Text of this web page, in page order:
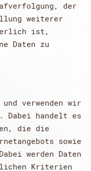
der
weiterer
ist,
Daten zu
verwenden wir
Dabei handelt es
die die
sowie
werden Daten
Kriterien